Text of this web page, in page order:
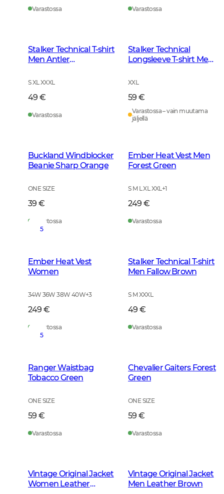
Varastossa Varastossa
Stalker Technical T-shirt
Men Antler
S XL XXXL
49 €
Varastossa
Stalker Technical
Longsleeve T-shirt Men
XXL
59 €
Varastossa – vain muutama
jäljellä
Buckland Windblocker
Beanie Sharp Orange
ONE SIZE
39 €
Varastossa
Ember Heat Vest Men
Forest Green
S M L XL XXL+1
249 €
Varastossa
5
Ember Heat Vest
Women
34W 36W 38W 40W+3
249 €
Varastossa
Stalker Technical T-shirt
Men Fallow Brown
S M XXXL
49 €
Varastossa
5
Ranger Waistbag
Tobacco Green
ONE SIZE
59 €
Varastossa
Chevalier Gaiters Forest
Green
ONE SIZE
59 €
Varastossa
Vintage Original Jacket
Women Leather
Vintage Original Jacket
Men Leather Brown